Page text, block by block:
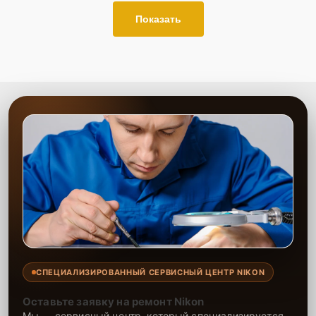
для быстрого уточнения деталей.
Привезти устройство в ближайший центр или
Дождаться оповещения о готовности и забрать
курьерской доставкой.
При необходимости клиент может воспользоваться услугой
вызова мастера для проведения диагностики и ремонта в
желаемом месте и удобное время.
Какие предоставляются
гарантии
распространяется на все виды ремонта, а также на все
используемые запчасти. Гарантия включает в себя срочную
При гарантийном случае наш сервис установит новые запчасти и
Показать
СПЕЦИАЛИЗИРОВАННЫЙ СЕРВИСНЫЙ ЦЕНТР NIKON
Оставьте заявку на ремонт Nikon